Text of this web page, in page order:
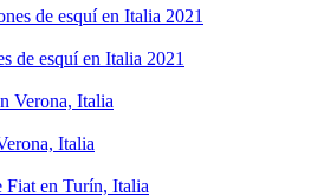
de esquí en Italia 2021
Italia